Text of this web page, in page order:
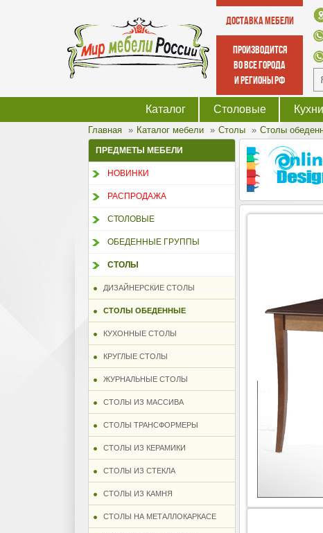
Доставка мебели
производится
во все города
и регионы РФ
Каталог Столовые Кухни
Главная Каталог мебели Столы Столы
ПРЕДМЕТЫ МЕБЕЛИ
НОВИНКИ
РАСПРОДАЖА
СТОЛОВЫЕ
ОБЕДЕННЫЕ ГРУППЫ
СТОЛЫ
ДИЗАЙНЕРСКИЕ СТОЛЫ
СТОЛЫ ОБЕДЕННЫЕ
КУХОННЫЕ СТОЛЫ
КРУГЛЫЕ СТОЛЫ
ЖУРНАЛЬНЫЕ СТОЛЫ
СТОЛЫ ИЗ МАССИВА
СТОЛЫ ТРАНСФОРМЕРЫ
СТОЛЫ ИЗ КЕРАМИКИ
СТОЛЫ ИЗ СТЕКЛА
СТОЛЫ ИЗ КАМНЯ
СТОЛЫ НА МЕТАЛЛОКАРКАСЕ